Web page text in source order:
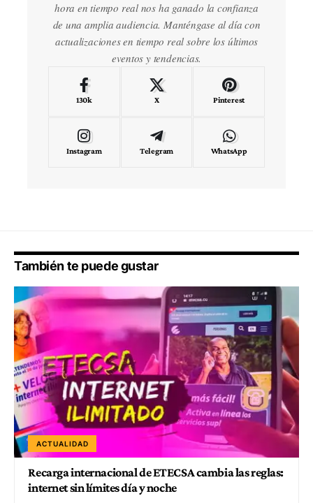
hora en tiempo real nos ha ganado la confianza
de una amplia audiencia. Manténgase al día con
actualizaciones en tiempo real sobre los últimos
eventos y tendencias.
130k X Pinterest
Instagram Telegram WhatsApp
También te puede gustar
ACTUALIDAD
Recarga internacional de ETECSA cambia las reglas:
internet sin límites día y noche